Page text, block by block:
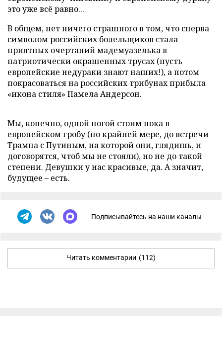
это уже всё равно...
В общем, нет ничего страшного в том, что сперва
символом российских болельщиков стала
приятных очертаний мадемуазелька в
патриотически окрашенных трусах (пусть
европейские недураки знают наших!), а потом
покрасоваться на российских трибунах прибыла
«икона стиля» Памела Андерсон.
Мы, конечно, одной ногой стоим пока в
европейском гробу (по крайней мере, до встречи
Трампа с Путиным, на которой они, глядишь, и
договорятся, чтоб мы не стояли), но не до такой
степени. Девушки у нас красивые, да. А значит,
будущее – есть.
Подписывайтесь на наши каналы
Читать комментарии (112)